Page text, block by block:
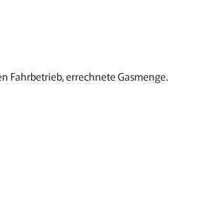
Fahrbetrieb, errechnete Gasmenge.